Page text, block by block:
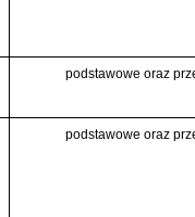
podstawowe oraz
podstawowe oraz